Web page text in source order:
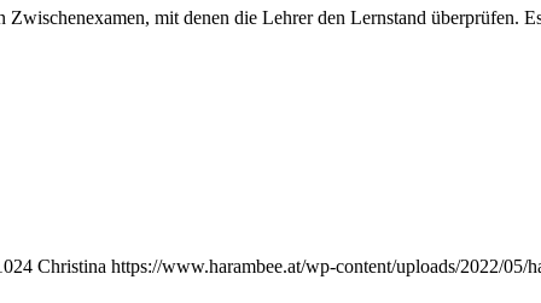
mit denen die Lehrer den Lernstand überprüfen.
Christina https://www.harambee.at/wp-content/uploads/2022/05/